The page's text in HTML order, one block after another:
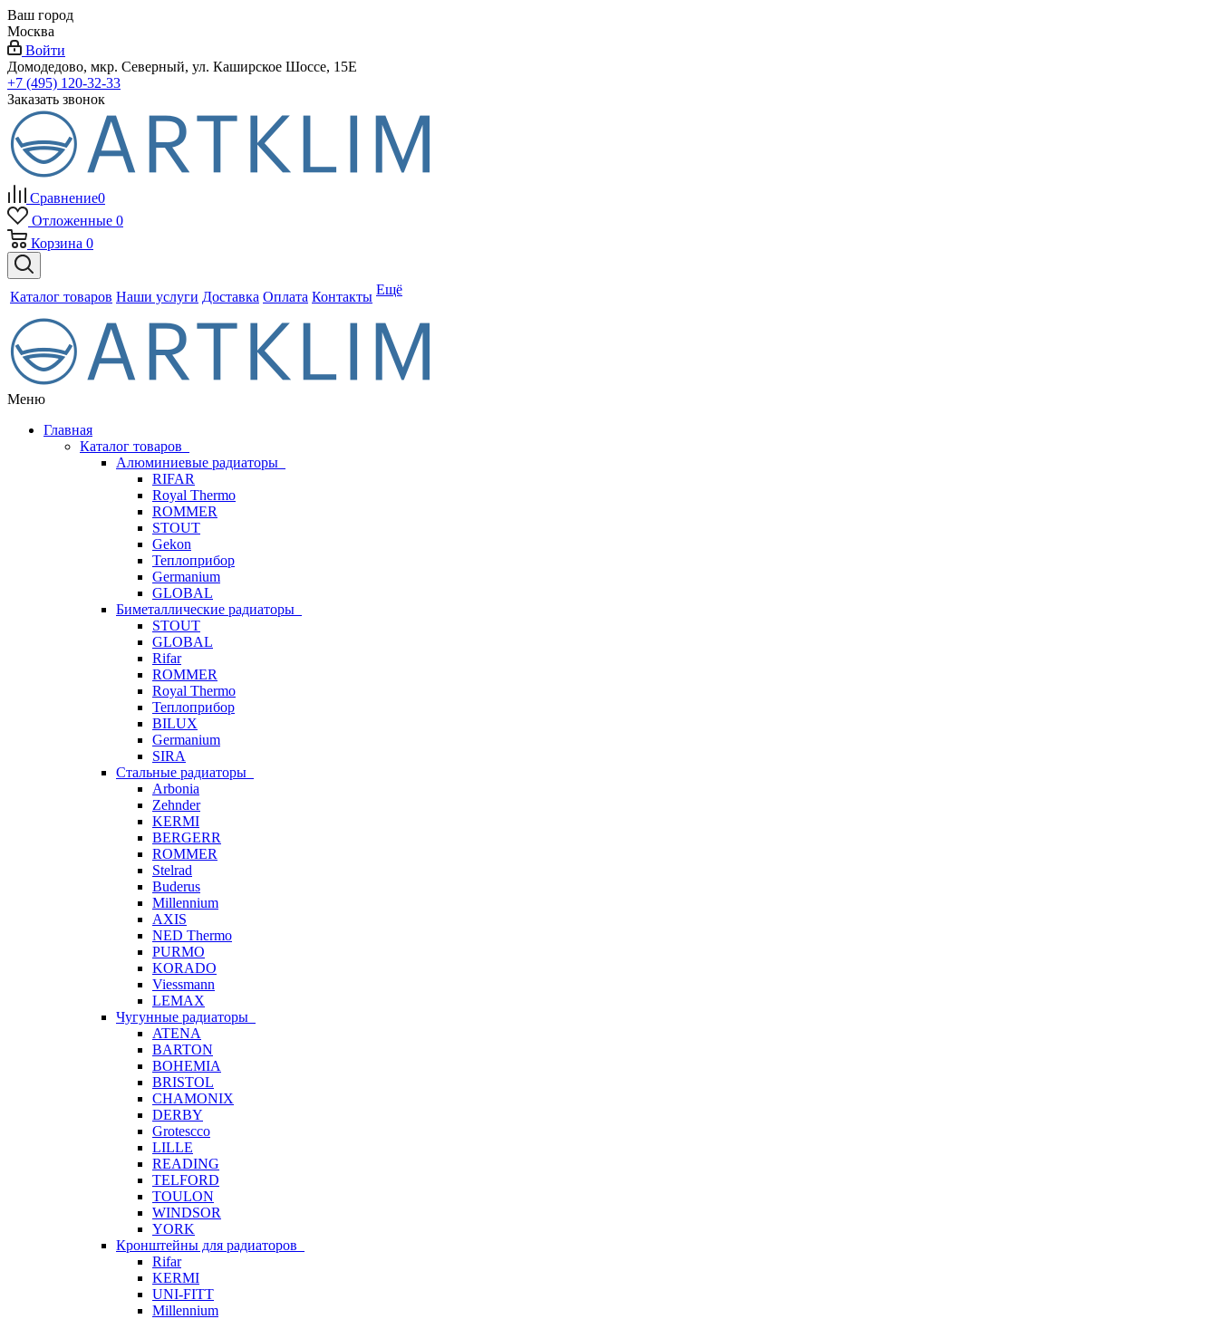
Ваш город
Москва
Войти
Домодедово, мкр. Северный, ул. Каширское Шоссе, 15Е
+7 (495) 120-32-33
Заказать звонок
Сравнение0
Отложенные 0
Корзина 0
Каталог товаров Наши услуги Доставка Оплата Контакты Ещё
Меню
Главная
Каталог товаров
Алюминиевые радиаторы
RIFAR
Royal Thermo
ROMMER
STOUT
Gekon
Теплоприбор
Germanium
GLOBAL
Биметаллические радиаторы
STOUT
GLOBAL
Rifar
ROMMER
Royal Thermo
Теплоприбор
BILUX
Germanium
SIRA
Стальные радиаторы
Arbonia
Zehnder
KERMI
BERGERR
ROMMER
Stelrad
Buderus
Millennium
AXIS
NED Thermo
PURMO
KORADO
Viessmann
LEMAX
Чугунные радиаторы
ATENA
BARTON
BOHEMIA
BRISTOL
CHAMONIX
DERBY
Grotescco
LILLE
READING
TELFORD
TOULON
WINDSOR
YORK
Кронштейны для радиаторов
Rifar
KERMI
UNI-FITT
Millennium